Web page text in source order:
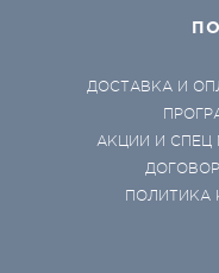
ДОСТАВКА И
АКЦИИ И СПЕЦ
ПОЛИТИКА